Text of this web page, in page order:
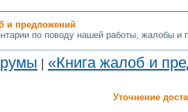
и предложений
по поводу нашей работы, жалобы и
«Книга жалоб и
Уточнение